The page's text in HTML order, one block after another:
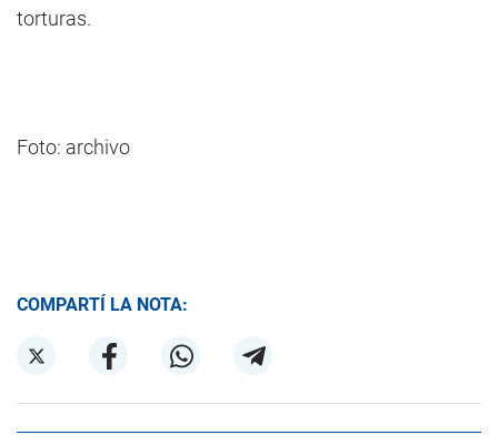
torturas.
Foto: archivo
COMPARTÍ LA NOTA: